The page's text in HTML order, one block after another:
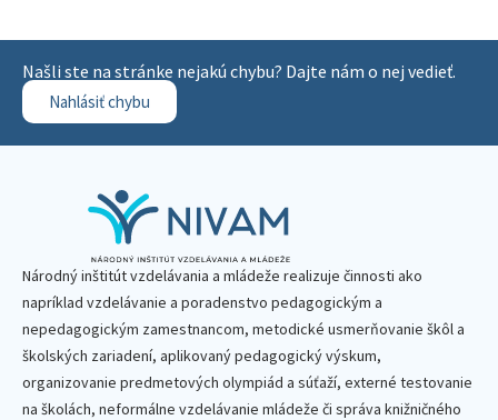
Našli ste na stránke nejakú chybu? Dajte nám o nej vedieť.
Nahlásiť chybu
Národný inštitút vzdelávania a mládeže realizuje činnosti ako
napríklad vzdelávanie a poradenstvo pedagogickým a
nepedagogickým zamestnancom, metodické usmerňovanie škôl a
školských zariadení, aplikovaný pedagogický výskum,
organizovanie predmetových olympiád a súťaží, externé testovanie
na školách, neformálne vzdelávanie mládeže či správa knižničného